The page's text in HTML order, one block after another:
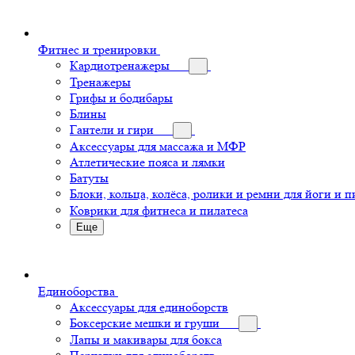
Фитнес и тренировки
Кардиотренажеры
Тренажеры
Грифы и бодибары
Блины
Гантели и гири
Аксессуары для массажа и МФР
Атлетические пояса и лямки
Батуты
Блоки, кольца, колёса, ролики и ремни для йоги и
Коврики для фитнеса и пилатеса
Еще
Единоборства
Аксессуары для единоборств
Боксерские мешки и груши
Лапы и макивары для бокса